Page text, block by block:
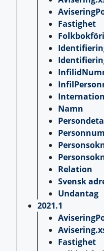
Fastighet
Namn
Relation
Svensk
Undantag
2021.1
Fastighet